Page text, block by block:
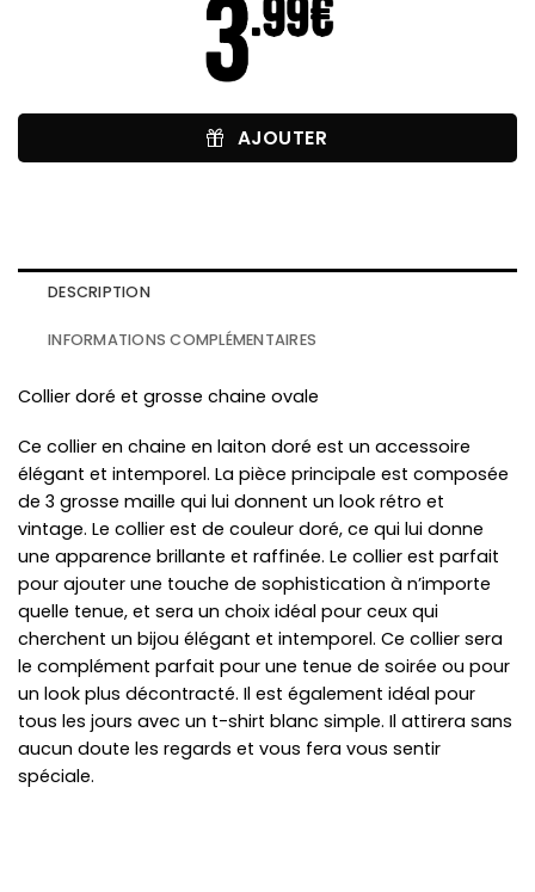
AJOUTER
DESCRIPTION
INFORMATIONS COMPLÉMENTAIRES
Collier doré et grosse chaine ovale
Ce collier en chaine en laiton doré est un accessoire
élégant et intemporel. La pièce principale est composée
de 3 grosse maille qui lui donnent un look rétro et
vintage. Le collier est de couleur doré, ce qui lui donne
une apparence brillante et raffinée. Le collier est parfait
pour ajouter une touche de sophistication à n’importe
quelle tenue, et sera un choix idéal pour ceux qui
cherchent un bijou élégant et intemporel. Ce collier sera
le complément parfait pour une tenue de soirée ou pour
un look plus décontracté. Il est également idéal pour
tous les jours avec un t-shirt blanc simple. Il attirera sans
aucun doute les regards et vous fera vous sentir
spéciale.